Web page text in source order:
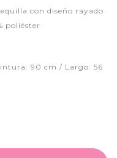
con diseño rayado
poliéster
90 cm / Largo: 56